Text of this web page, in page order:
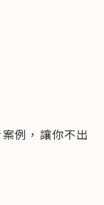
例，讓你不出